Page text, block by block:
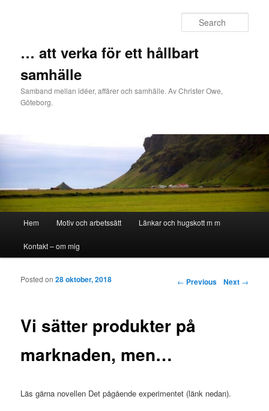
… att verka för ett hållbart
samhälle
Samband mellan idéer, affärer och samhälle. Av Christer Owe,
Göteborg.
Skip to primary content
Skip to secondary content
Hem Motiv och arbetssätt Länkar och hugskott m m
Kontakt – om mig
Post navigation
← Previous Next →
Vi sätter produkter på
marknaden, men…
Posted on28 oktober, 2018
Läs gärna novellen Det pågående experimentet (länk nedan).